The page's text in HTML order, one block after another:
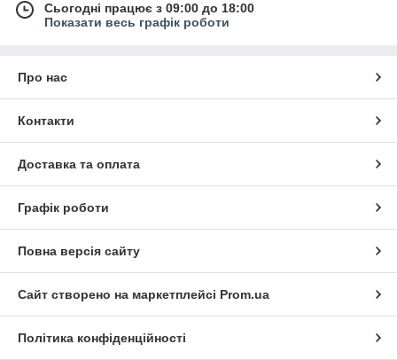
Сьогодні працює з 09:00 до 18:00
Показати весь графік роботи
Про нас
Контакти
Доставка та оплата
Графік роботи
Повна версія сайту
Сайт створено на маркетплейсі Prom.ua
Політика конфіденційності